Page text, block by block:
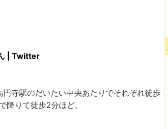
| Twitter
寺駅のだいたい中央あたりでそれぞれ徒歩
降りて徒歩2分ほど。